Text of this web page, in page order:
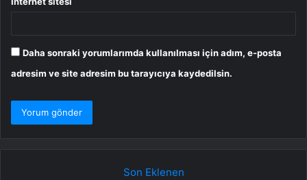
Daha sonraki yorumlarımda kullanılması için adım, e-posta
adresim ve site adresim bu tarayıcıya kaydedilsin.
Son Eklenen